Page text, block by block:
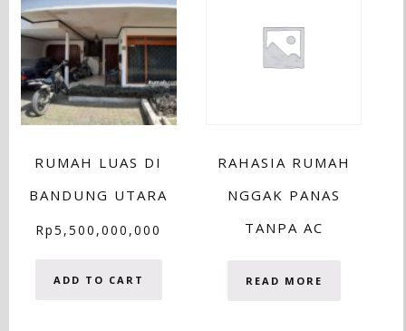
RUMAH LUAS DI
BANDUNG UTARA
Rp5,500,000,000
ADD TO CART
RAHASIA RUMAH
NGGAK PANAS
TANPA AC
READ MORE